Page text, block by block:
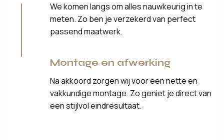
We komen langs om alles nauwkeurig in te
meten. Zo ben je verzekerd van perfect
passend maatwerk.
Montage en afwerking
Na akkoord zorgen wij voor een nette en
vakkundige montage. Zo geniet je direct van
een stijlvol eindresultaat.